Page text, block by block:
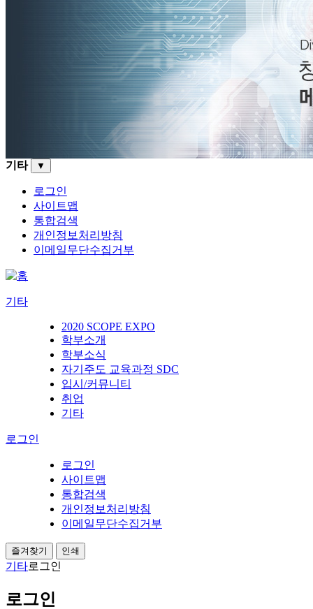
기타 ▼
로그인
사이트맵
통합검색
개인정보처리방침
이메일무단수집거부
기타
2020 SCOPE EXPO
학부소개
학부소식
자기주도 교육과정 SDC
입시/커뮤니티
취업
기타
로그인
로그인
사이트맵
통합검색
개인정보처리방침
이메일무단수집거부
즐겨찾기 인쇄
기타로그인
로그인